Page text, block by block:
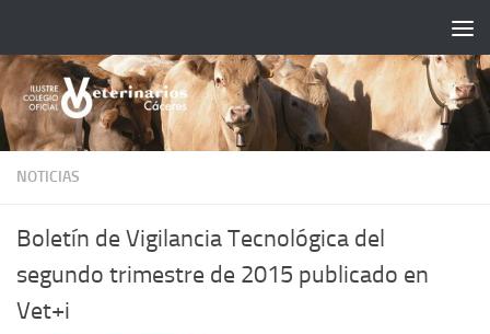
NOTICIAS
Boletín de Vigilancia Tecnológica del
segundo trimestre de 2015 publicado en
Vet+i